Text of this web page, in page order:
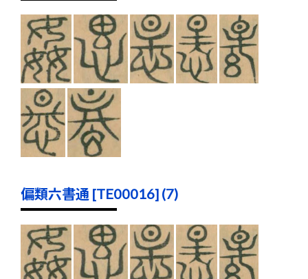
偏類六書通 [TE00016] (7)